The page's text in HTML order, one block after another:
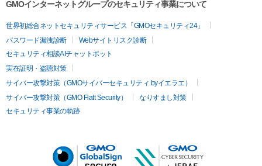
GMOインターネットグループのセキュリティ事業について
世界初総合ネットセキュリティサービス「GMOセキュリティ24」
パスワード漏洩診断
Webサイトリスク診断
セキュリティ相談AIチャットボット
実在証明・盗聴対策
サイバー攻撃対策（GMOサイバーセキュリティ byイエラエ）
サイバー攻撃対策（GMO Flatt Security）
なりすまし対策
セキュリティ事業の軌跡